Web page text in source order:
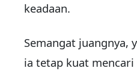
keadaan.
Semangat juangnya,
ia tetap kuat